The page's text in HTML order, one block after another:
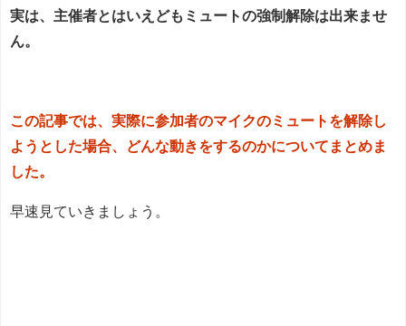
実は、主催者とはいえどもミュートの強制解除は出来ませ
ん。
この記事では、実際に参加者のマイクのミュートを解除し
ようとした場合、どんな動きをするのかについてまとめま
した。
早速見ていきましょう。